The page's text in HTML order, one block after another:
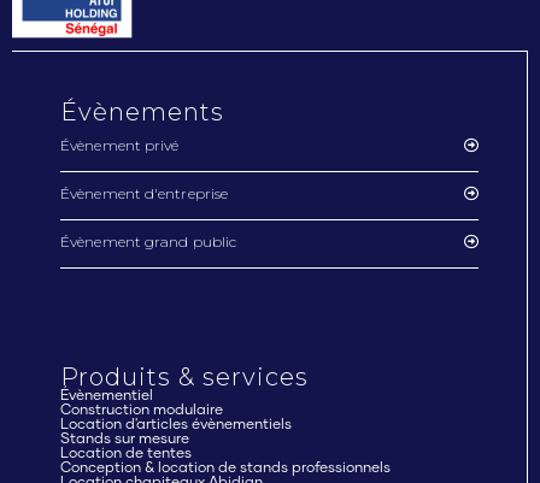
Évènements
Évènement privé
Évènement d'entreprise
Évènement grand public
Produits & services
Évènementiel
Construction modulaire
Location d'articles évènementiels
Stands sur mesure
Location de tentes
Conception & location de stands professionnels